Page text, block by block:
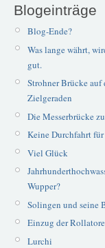
Blogeinträge
Blog-Ende?
Was lange währt,
gut.
Strohner Brücke auf
Zielgeraden
Die Messerbrücke
Keine Durchfahrt
Viel Glück
Wupper?
Solingen und seine
Einzug der
Lurchi